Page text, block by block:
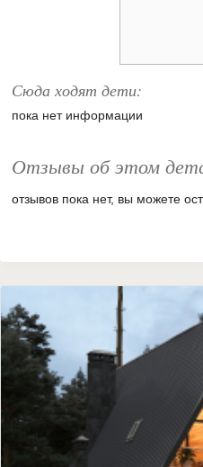
Сюда ходят дети:
пока нет информации
Отзывы об этом
отзывов пока нет, вы можете